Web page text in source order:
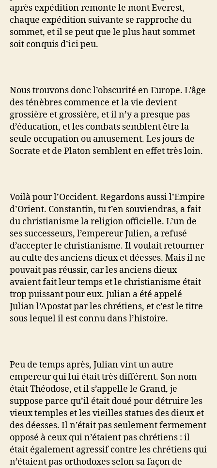
après expédition remonte le mont Everest,
chaque expédition suivante se rapproche du
sommet, et il se peut que le plus haut sommet
soit conquis d’ici peu.
Nous trouvons donc l’obscurité en Europe. L’âge
des ténèbres commence et la vie devient
grossière et grossière, et il n’y a presque pas
d’éducation, et les combats semblent être la
seule occupation ou amusement. Les jours de
Socrate et de Platon semblent en effet très loin.
Voilà pour l’Occident. Regardons aussi l’Empire
d’Orient. Constantin, tu t’en souviendras, a fait
du christianisme la religion officielle. L’un de
ses successeurs, l’empereur Julien, a refusé
d’accepter le christianisme. Il voulait retourner
au culte des anciens dieux et déesses. Mais il ne
pouvait pas réussir, car les anciens dieux
avaient fait leur temps et le christianisme était
trop puissant pour eux. Julian a été appelé
Julian l’Apostat par les chrétiens, et c’est le titre
sous lequel il est connu dans l’histoire.
Peu de temps après, Julian vint un autre
empereur qui lui était très différent. Son nom
était Théodose, et il s’appelle le Grand, je
suppose parce qu’il était doué pour détruire les
vieux temples et les vieilles statues des dieux et
des déesses. Il n’était pas seulement fermement
opposé à ceux qui n’étaient pas chrétiens : il
était également agressif contre les chrétiens qui
n’étaient pas orthodoxes selon sa façon de